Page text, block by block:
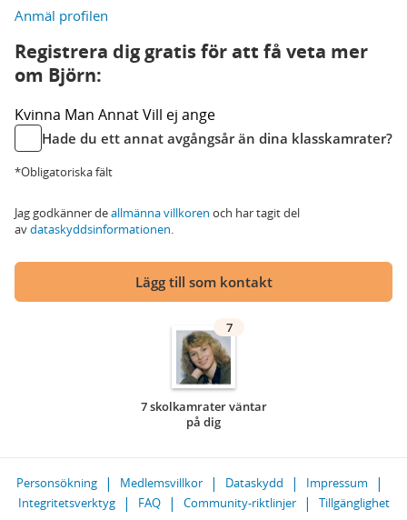
Anmäl profilen
Registrera dig gratis för att få veta mer
om Björn:
Kvinna Man AnnatVill ej ange
Hade du ett annat avgångsår än dina klasskamrater?
*Obligatoriska fält
Jag godkänner deallmänna villkoren och har tagit del
avdataskyddsinformationen.
Lägg till som kontakt
7
7 skolkamrater väntar
på dig
Personsökning Medlemsvillkor Dataskydd
Impressum
Integritetsverktyg
FAQ Community-riktlinjer Tillgänglighet